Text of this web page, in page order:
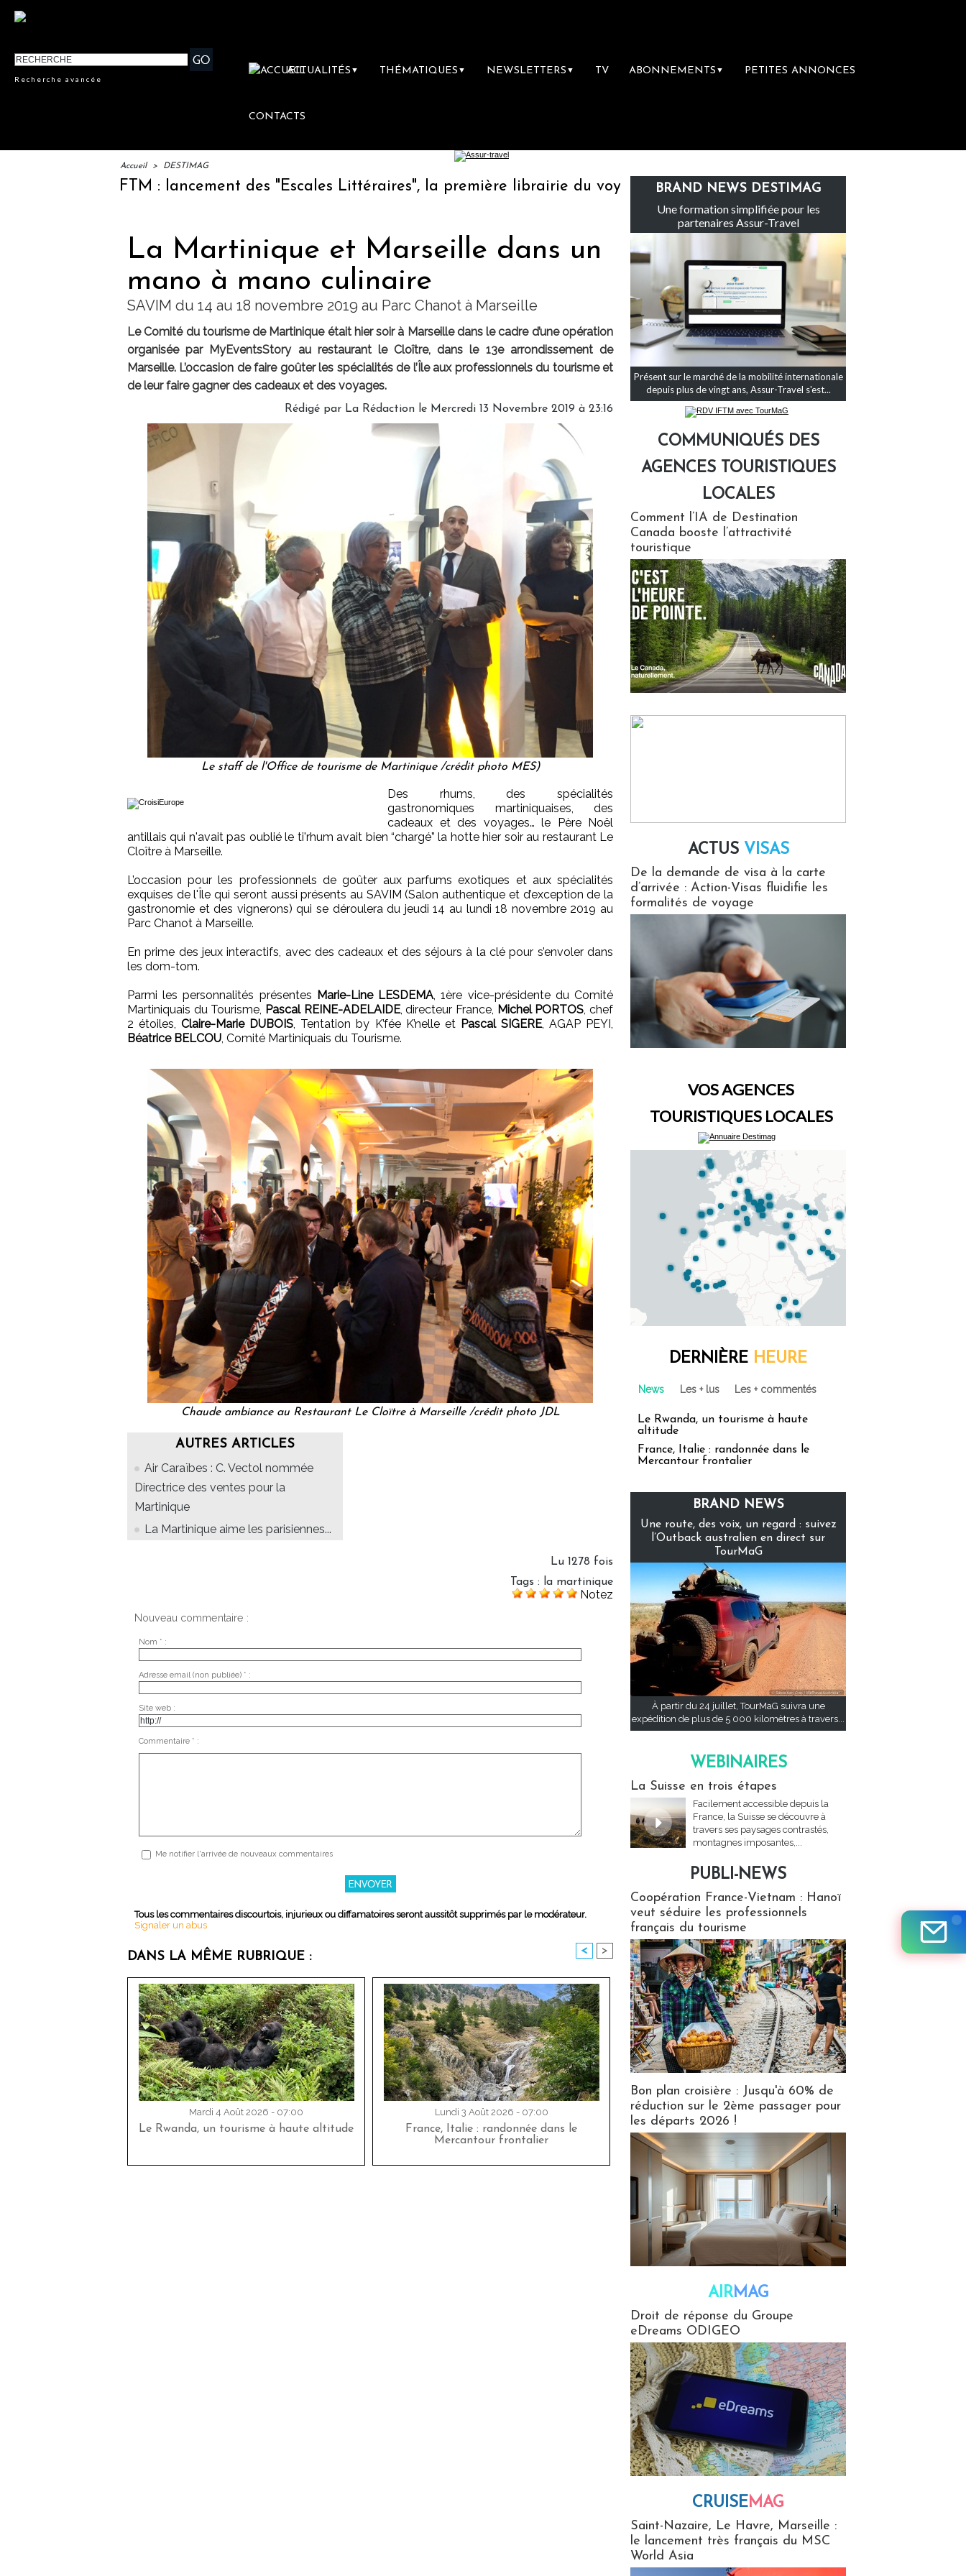
Recherche avancée
ACTUALITÉS ▼ THÉMATIQUES ▼ NEWSLETTERS ▼ TV ABONNEMENTS ▼ PETITES ANNONCES
CONTACTS
Accueil > DESTIMAG
IFTM : lancement des "Escales Littéraires", la première librairie du voyage Le groupe Sainte-Claire rachète Eden Tour
La Martinique et Marseille dans un
mano à mano culinaire
SAVIM du 14 au 18 novembre 2019 au Parc Chanot à Marseille
Le Comité du tourisme de Martinique était hier soir à Marseille dans le cadre d’une opération
organisée par MyEventsStory au restaurant le Cloître, dans le 13e arrondissement de
Marseille. L’occasion de faire goûter les spécialités de l’Île aux professionnels du tourisme et
de leur faire gagner des cadeaux et des voyages.
Rédigé par La Rédaction le Mercredi 13 Novembre 2019 à 23:16
Le staff de l'Office de tourisme de Martinique /crédit photo MES)
Des rhums, des spécialités
gastronomiques martiniquaises, des
cadeaux et des voyages… le Père Noël
antillais qui n'avait pas oublié le ti'rhum avait bien “chargé” la hotte hier soir au restaurant Le
Cloître à Marseille.
L’occasion pour les professionnels de goûter aux parfums exotiques et aux spécialités
exquises de l'Île qui seront aussi présents au SAVIM (Salon authentique et d’exception de la
gastronomie et des vignerons) qui se déroulera du jeudi 14 au lundi 18 novembre 2019 au
Parc Chanot à Marseille.
En prime des jeux interactifs, avec des cadeaux et des séjours à la clé pour s’envoler dans
les dom-tom.
Parmi les personnalités présentes Marie-Line LESDEMA, 1ère vice-présidente du Comité
Martiniquais du Tourisme, Pascal REINE-ADELAIDE, directeur France, Michel PORTOS, chef
2 étoiles,Claire-Marie DUBOIS, Tentation by K’fée K’nelle et Pascal SIGERE, AGAP PEYI,
Béatrice BELCOU, Comité Martiniquais du Tourisme.
Chaude ambiance au Restaurant Le Cloïtre à Marseille /crédit photo JDL
AUTRES ARTICLES
Air Caraïbes : C. Vectol nommée
Directrice des ventes pour la
Martinique
La Martinique aime les parisiennes...
Lu 1278 fois
Tags : la martinique
Notez
Nouveau commentaire :
Nom * :
Adresse email (non publiée) * :
Site web :
Commentaire * :
Me notifier l'arrivée de nouveaux commentaires
Tous les commentaires discourtois, injurieux ou diffamatoires seront aussitôt supprimés par le modérateur.
Signaler un abus
DANS LA MÊME RUBRIQUE : < >
Mardi 4 Août 2026 - 07:00
Le Rwanda, un tourisme à haute altitude
Lundi 3 Août 2026 - 07:00
France, Italie : randonnée dans le
Mercantour frontalier
BRAND NEWS DESTIMAG
Une formation simplifiée pour les
partenaires Assur-Travel
Présent sur le marché de la mobilité internationale
depuis plus de vingt ans, Assur-Travel s'est...
COMMUNIQUÉS DES
AGENCES TOURISTIQUES
LOCALES
Comment l’IA de Destination
Canada booste l’attractivité
touristique
ACTUS VISAS
De la demande de visa à la carte
d’arrivée : Action-Visas fluidifie les
formalités de voyage
VOS AGENCES
TOURISTIQUES LOCALES
DERNIÈRE HEURE
News Les + lus Les + commentés
Le Rwanda, un tourisme à haute
altitude
France, Italie : randonnée dans le
Mercantour frontalier
BRAND NEWS
Une route, des voix, un regard : suivez
l’Outback australien en direct sur
TourMaG
À partir du 24 juillet, TourMaG suivra une
expédition de plus de 5 000 kilomètres à travers...
WEBINAIRES
La Suisse en trois étapes
Facilement accessible depuis la
France, la Suisse se découvre à
travers ses paysages contrastés,
montagnes imposantes,...
PUBLI-NEWS
Coopération France-Vietnam : Hanoï
veut séduire les professionnels
français du tourisme
Bon plan croisière : Jusqu'à 60% de
réduction sur le 2ème passager pour
les départs 2026 !
AIRMAG
Droit de réponse du Groupe
eDreams ODIGEO
CRUISEMAG
Saint-Nazaire, Le Havre, Marseille :
le lancement très français du MSC
World Asia